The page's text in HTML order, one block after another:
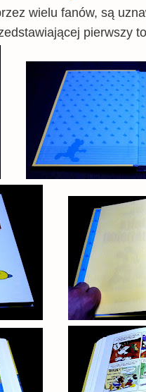
wielu fanów, są
pierwszy